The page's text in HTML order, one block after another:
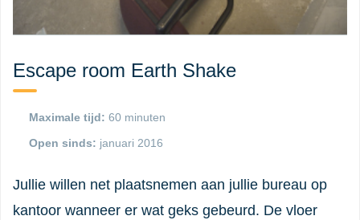
Escape room Earth Shake
Maximale tijd: 60 minuten
Open sinds: januari 2016
Jullie willen net plaatsnemen aan jullie bureau op
kantoor wanneer er wat geks gebeurd. De vloer